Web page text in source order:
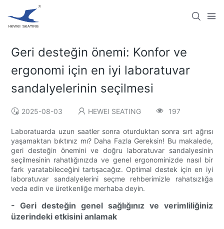
Geri desteğin önemi: Konfor ve
ergonomi için en iyi laboratuvar
sandalyelerinin seçilmesi
2025-08-03 HEWEI SEATING 197
Laboratuarda uzun saatler sonra oturduktan sonra sırt ağrısı
yaşamaktan bıktınız mı? Daha Fazla Gereksin! Bu makalede,
geri desteğin önemini ve doğru laboratuvar sandalyesinin
seçilmesinin rahatlığınızda ve genel ergonominizde nasıl bir
fark yaratabileceğini tartışacağız. Optimal destek için en iyi
laboratuvar sandalyelerini seçme rehberimizle rahatsızlığa
veda edin ve üretkenliğe merhaba deyin.
- Geri desteğin genel sağlığınız ve verimliliğiniz
üzerindeki etkisini anlamak